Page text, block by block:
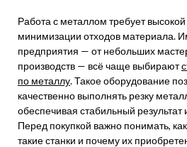
Работа с металлом требует высокой
минимизации отходов материала.
предприятия — от небольших
производств — всё чаще выбирают
по металлу. Такое оборудование
качественно выполнять резку
обеспечивая стабильный
Перед покупкой важно понимать,
такие станки и почему их